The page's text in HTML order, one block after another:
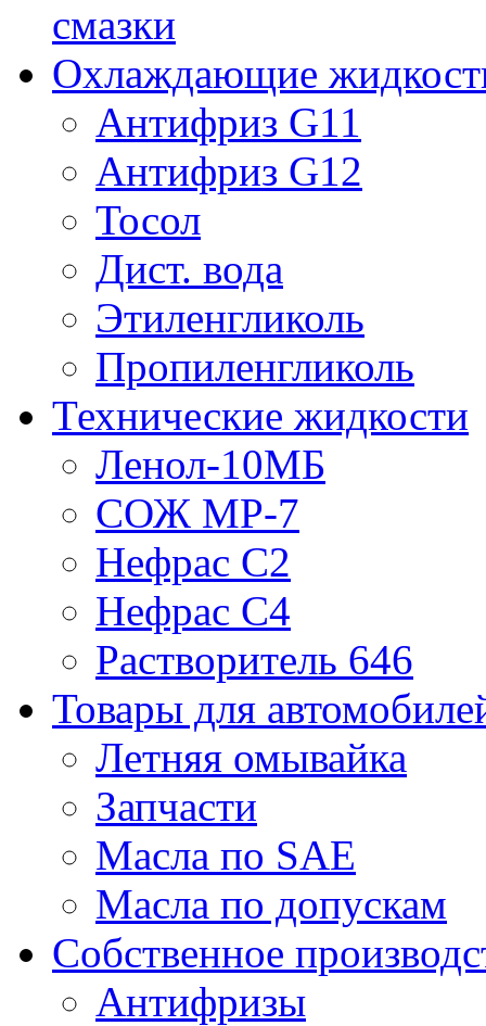
смазки
Охлаждающие
Антифриз G11
Антифриз G12
Тосол
Дист. вода
Этиленгликоль
Пропиленгликоль
Технические жидкости
Ленол-10МБ
СОЖ МР-7
Нефрас С2
Нефрас С4
Растворитель 646
Товары для
Летняя омывайка
Запчасти
Масла по SAE
Масла по допускам
Собственное
Антифризы